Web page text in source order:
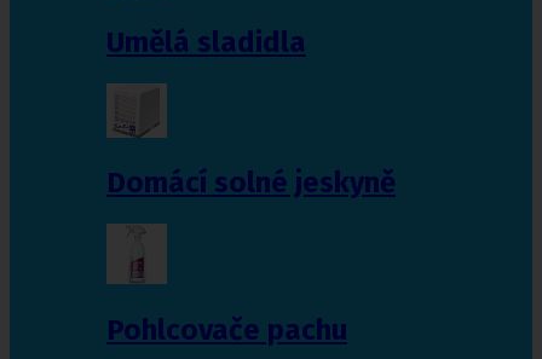
Umělá sladidla
Domácí solné jeskyně
Pohlcovače pachu